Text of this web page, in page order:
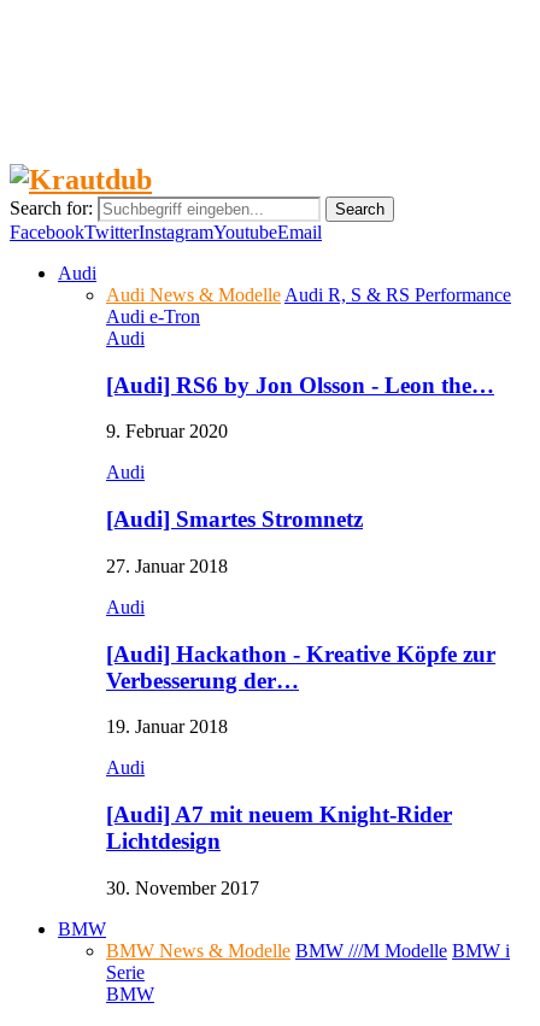
Search for: Search
FacebookTwitterInstagramYoutubeEmail
Audi
Audi News & Modelle Audi R, S & RS Performance
Audi e-Tron
Audi
[Audi] RS6 by Jon Olsson - Leon the…
9. Februar 2020
Audi
[Audi] Smartes Stromnetz
27. Januar 2018
Audi
[Audi] Hackathon - Kreative Köpfe zur
Verbesserung der…
19. Januar 2018
Audi
[Audi] A7 mit neuem Knight-Rider
Lichtdesign
30. November 2017
BMW
BMW News & Modelle BMW ///M Modelle BMW i
Serie
BMW